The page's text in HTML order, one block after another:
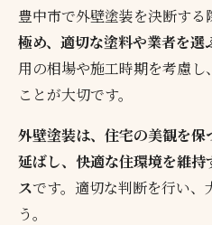
豊中市で外壁塗装を決断する
極め、適切な塗料や業者を選
用の相場や施工時期を考慮
ことが大切です。
外壁塗装は、住宅の美観を
延ばし、快適な住環境を維
スです。適切な判断を行い、
う。